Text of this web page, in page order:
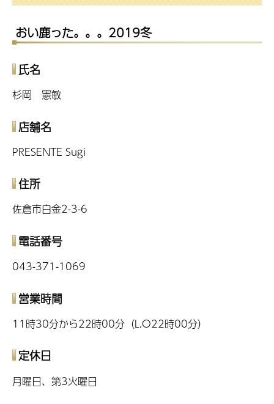
おい鹿った。。。2019冬
氏名
杉岡 憲敏
店舗名
PRESENTE Sugi
住所
佐倉市白金2-3-6
電話番号
043-371-1069
営業時間
11時30分から22時00分（L.O22時00分）
定休日
月曜日、第3火曜日